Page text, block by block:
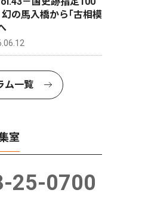
の馬入橋から｢古相模
ム一覧
室
25-0700